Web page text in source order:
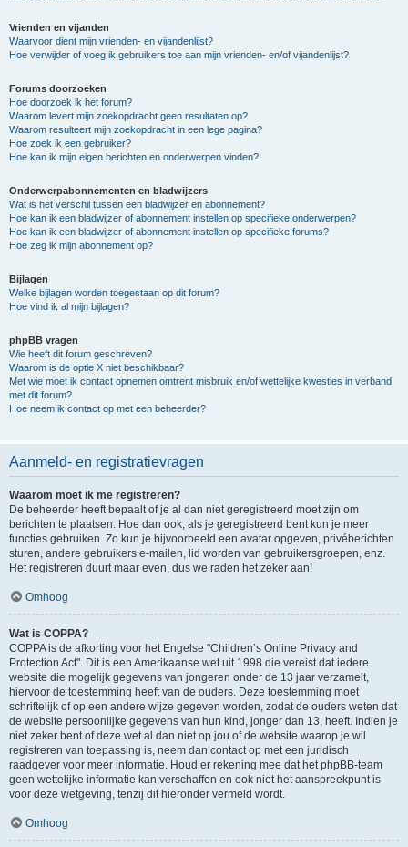
Vrienden en vijanden
Waarvoor dient mijn vrienden- en vijandenlijst?
Hoe verwijder of voeg ik gebruikers toe aan mijn vrienden- en/of vijandenlijst?
Forums doorzoeken
Hoe doorzoek ik het forum?
Waarom levert mijn zoekopdracht geen resultaten op?
Waarom resulteert mijn zoekopdracht in een lege pagina?
Hoe zoek ik een gebruiker?
Hoe kan ik mijn eigen berichten en onderwerpen vinden?
Onderwerpabonnementen en bladwijzers
Wat is het verschil tussen een bladwijzer en abonnement?
Hoe kan ik een bladwijzer of abonnement instellen op specifieke onderwerpen?
Hoe kan ik een bladwijzer of abonnement instellen op specifieke forums?
Hoe zeg ik mijn abonnement op?
Bijlagen
Welke bijlagen worden toegestaan op dit forum?
Hoe vind ik al mijn bijlagen?
phpBB vragen
Wie heeft dit forum geschreven?
Waarom is de optie X niet beschikbaar?
Met wie moet ik contact opnemen omtrent misbruik en/of wettelijke kwesties in verband
met dit forum?
Hoe neem ik contact op met een beheerder?
Aanmeld- en registratievragen
Waarom moet ik me registreren?
De beheerder heeft bepaalt of je al dan niet geregistreerd moet zijn om
berichten te plaatsen. Hoe dan ook, als je geregistreerd bent kun je meer
functies gebruiken. Zo kun je bijvoorbeeld een avatar opgeven, privéberichten
sturen, andere gebruikers e-mailen, lid worden van gebruikersgroepen, enz.
Het registreren duurt maar even, dus we raden het zeker aan!
Omhoog
Wat is COPPA?
COPPA is de afkorting voor het Engelse "Children’s Online Privacy and
Protection Act". Dit is een Amerikaanse wet uit 1998 die vereist dat iedere
website die mogelijk gegevens van jongeren onder de 13 jaar verzamelt,
hiervoor de toestemming heeft van de ouders. Deze toestemming moet
schriftelijk of op een andere wijze gegeven worden, zodat de ouders weten dat
de website persoonlijke gegevens van hun kind, jonger dan 13, heeft. Indien je
niet zeker bent of deze wet al dan niet op jou of de website waarop je wil
registreren van toepassing is, neem dan contact op met een juridisch
raadgever voor meer informatie. Houd er rekening mee dat het phpBB-team
geen wettelijke informatie kan verschaffen en ook niet het aanspreekpunt is
voor deze wetgeving, tenzij dit hieronder vermeld wordt.
Omhoog